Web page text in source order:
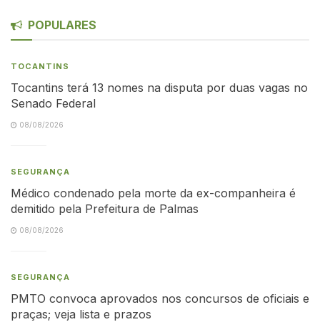
POPULARES
TOCANTINS
Tocantins terá 13 nomes na disputa por duas vagas no
Senado Federal
08/08/2026
SEGURANÇA
Médico condenado pela morte da ex-companheira é
demitido pela Prefeitura de Palmas
08/08/2026
SEGURANÇA
PMTO convoca aprovados nos concursos de oficiais e
praças; veja lista e prazos